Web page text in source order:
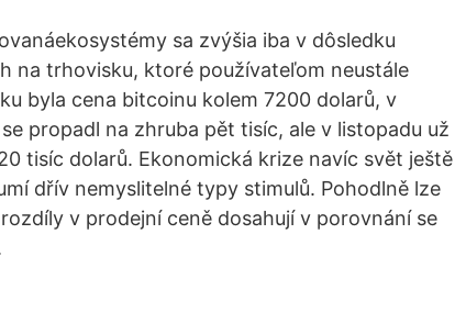
sa zvýšia iba v dôsledku
na trhovisku, ktoré používateľom neustále
byla cena bitcoinu kolem 7200 dolarů, v
propadl na zhruba pět tisíc, ale v listopadu už
tisíc dolarů. Ekonomická krize navíc svět ještě
dřív nemyslitelné typy stimulů. Pohodlně lze
v prodejní ceně dosahují v porovnání se